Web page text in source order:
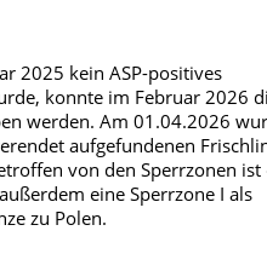
2025 kein ASP-positives
konnte im Februar 2026
werden. Am 01.04.2026
aufgefundenen
von den Sperrzonen ist
eine Sperrzone I als
zu Polen.